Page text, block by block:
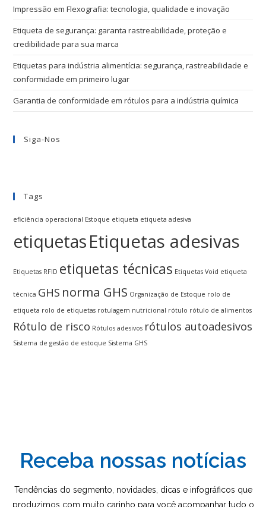
Impressão em Flexografia: tecnologia, qualidade e inovação
Etiqueta de segurança: garanta rastreabilidade, proteção e
credibilidade para sua marca
Etiquetas para indústria alimentícia: segurança, rastreabilidade e
conformidade em primeiro lugar
Garantia de conformidade em rótulos para a indústria química
Siga-Nos
Tags
eficiência operacional Estoque etiqueta etiqueta adesiva
etiquetasEtiquetas adesivas
Etiquetas RFID etiquetas técnicas Etiquetas Void etiqueta
técnica GHS norma GHS Organização de Estoque rolo de
etiqueta rolo de etiquetas rotulagem nutricional rótulo rótulo de alimentos
Rótulo de risco Rótulos adesivos rótulos autoadesivos
Sistema de gestão de estoque Sistema GHS
Receba nossas notícias
Tendências do segmento, novidades, dicas e infográficos que
produzimos com muito carinho para você acompanhar tudo o